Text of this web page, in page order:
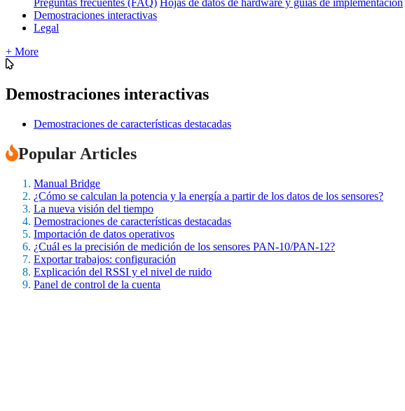
Demostraciones interactivas
Legal
+ More
Demostraciones interactivas
Demostraciones de características destacadas
Popular Articles
Manual Bridge
¿Cómo se calculan la potencia y la energía a partir de los datos de los sensores?
La nueva visión del tiempo
Demostraciones de características destacadas
Importación de datos operativos
¿Cuál es la precisión de medición de los sensores PAN-10/PAN-12?
Exportar trabajos: configuración
Explicación del RSSI y el nivel de ruido
Panel de control de la cuenta